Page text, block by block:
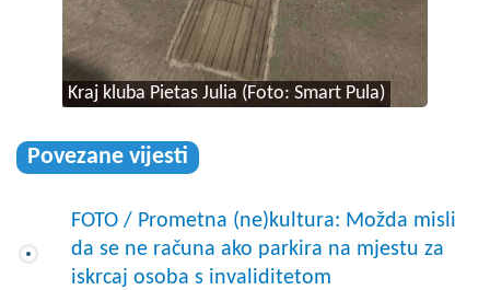
Kraj kluba Pietas Julia (Foto: Smart Pula)
Povezane vijesti
FOTO / Prometna (ne)kultura: Možda misli
da se ne računa ako parkira na mjestu za
iskrcaj osoba s invaliditetom